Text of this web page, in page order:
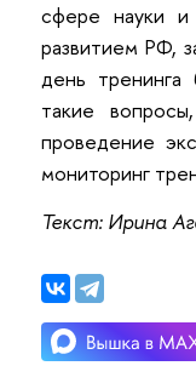
сфере науки и
развитием РФ,
день тренинга
такие
проведение
мониторинг
Текст: Ирина